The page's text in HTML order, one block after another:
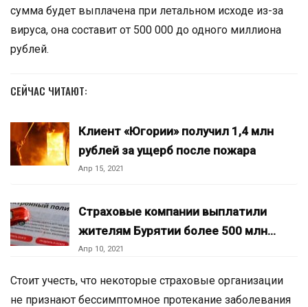
сумма будет выплачена при летальном исходе из-за
вируса, она составит от 500 000 до одного миллиона
рублей.
СЕЙЧАС ЧИТАЮТ:
Клиент «Югории» получил 1,4 млн
рублей за ущерб после пожара
Апр 15, 2021
Страховые компании выплатили
жителям Бурятии более 500 млн…
Апр 10, 2021
Стоит учесть, что некоторые страховые организации
не признают бессимптомное протекание заболевания